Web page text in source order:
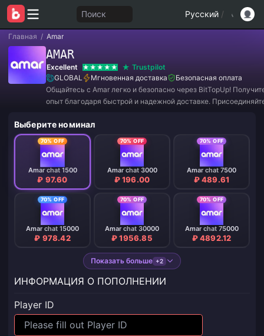
Поиск Русский /
Главная / Amar
AMAR
Excellent
Trustpilot
GLOBAL
Мгновенная доставка
Безопасная оплата
Общайтесь с Amar легко и безопасно через BitTopUp!
опыт благодаря быстрой и надежной доставке.
потрясающими скидками! ✨
Выберите номинал
70% OFF
Amar chat 1500
₽ 97.60
70% OFF
Amar chat 3000
₽ 196.00
70% OFF
Amar chat 7500
₽ 489.61
70% OFF
Amar chat 15000
₽ 978.42
70% OFF
Amar chat 30000
₽ 1956.85
70% OFF
Amar chat 75000
₽ 4892.12
Показать больше +2
ИНФОРМАЦИЯ О ПОПОЛНЕНИИ
Player ID